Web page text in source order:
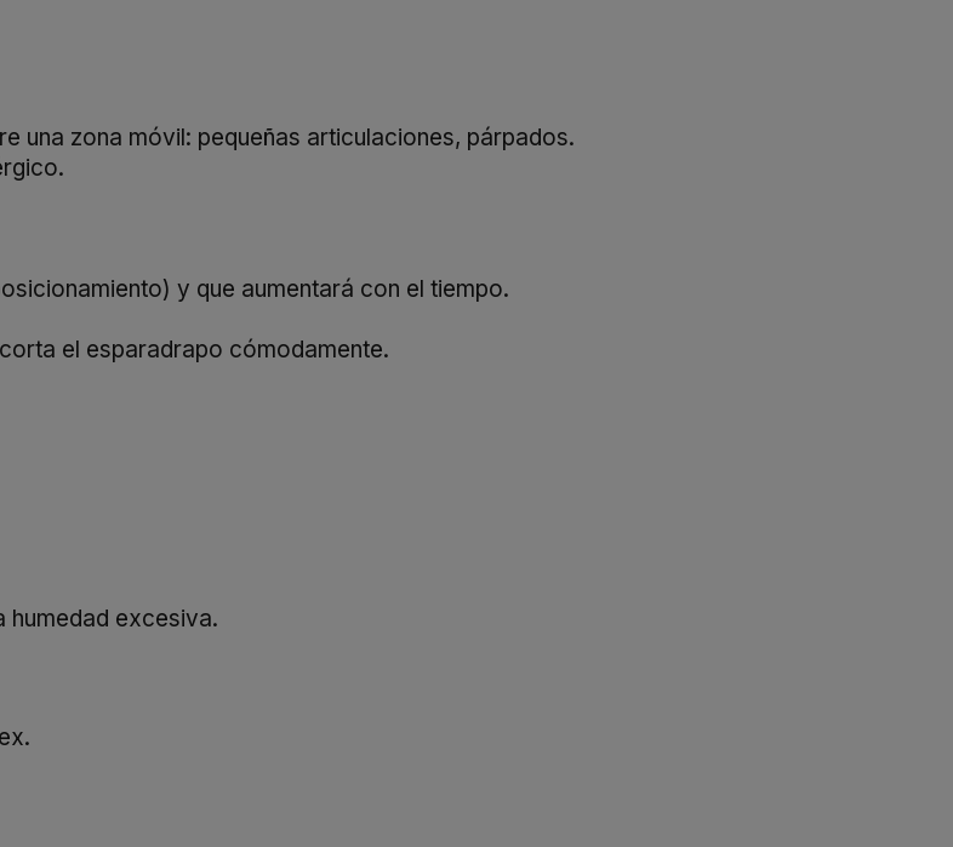
una zona móvil: pequeñas articulaciones, párpados.
y que aumentará con el tiempo.
el esparadrapo cómodamente.
humedad excesiva.